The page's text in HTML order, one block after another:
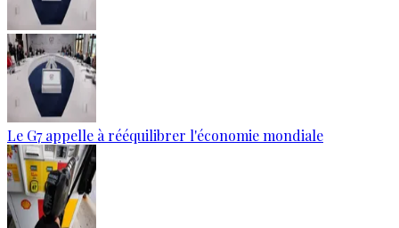
Le G7 appelle à rééquilibrer l'économie mondiale